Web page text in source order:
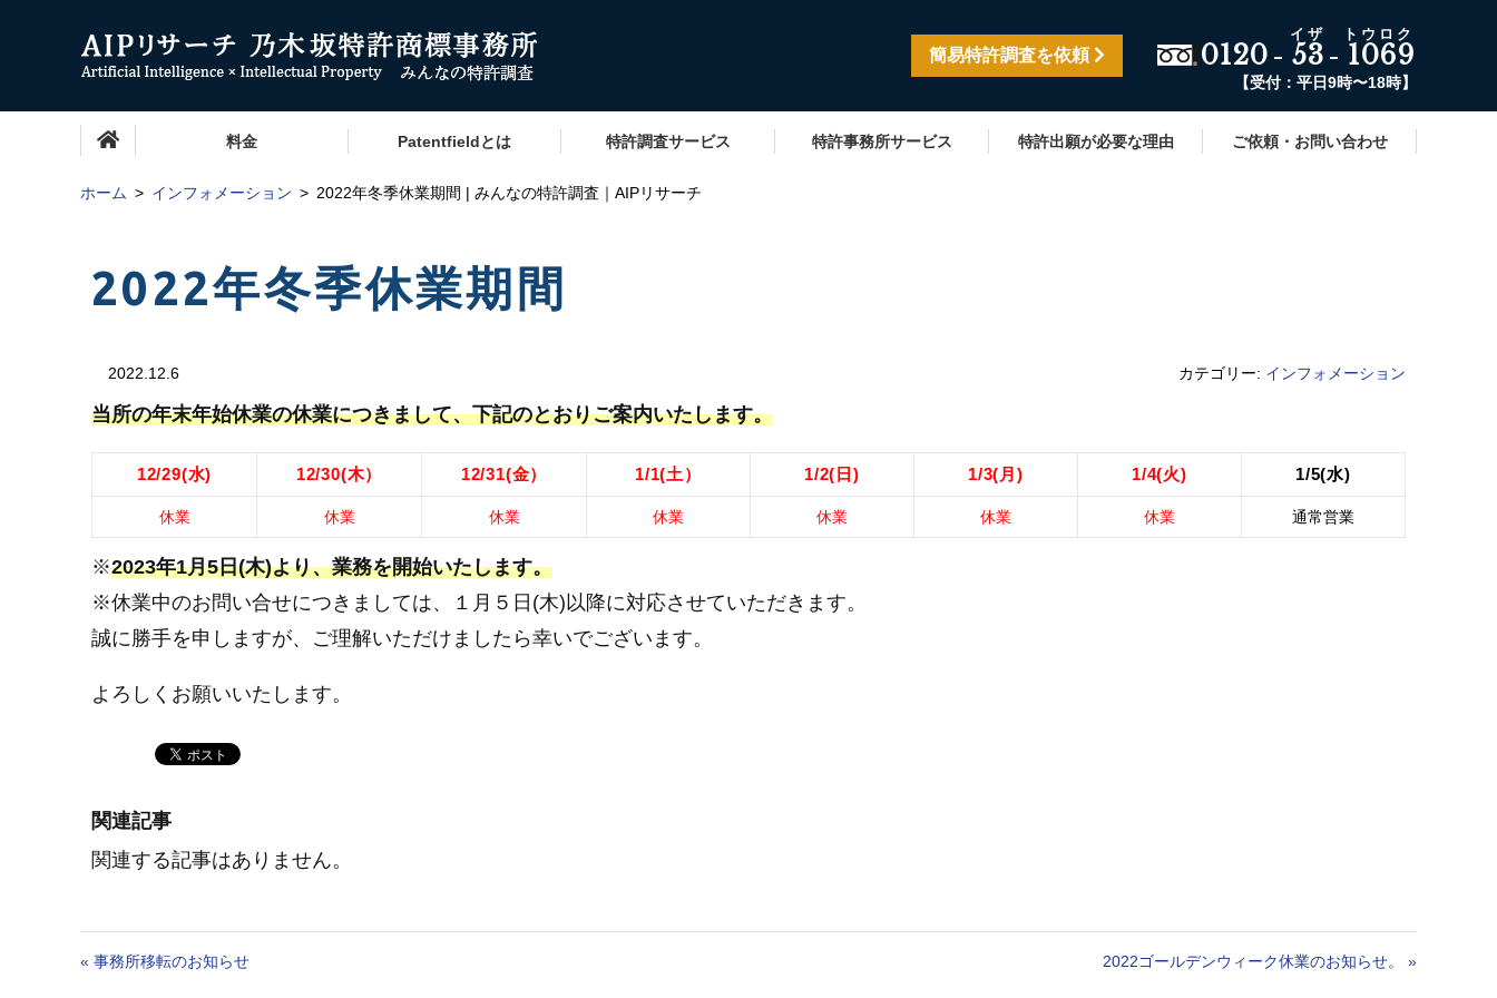
簡易特許調査を依頼 0120 - 53 - 1069
【受付：平日9時〜18時】
料金 Patentfieldとは 特許調査サービス 特許事務所サービス 特許出願が必要な理由 ご依頼・お問い合わせ
ホーム インフォメーション 2022年冬季休業期間 | みんなの特許調査｜AIPリサーチ
2022年冬季休業期間
2022.12.6 カテゴリー: インフォメーション
当所の年末年始休業の休業につきまして、下記のとおりご案内いたします。
12/29(水) 12/30(木） 12/31(金） 1/1(土） 1/2(日) 1/3(月) 1/4(火) 1/5(水)
休業 休業 休業 休業 休業 休業 休業 通常営業
※2023年1月5日(木)より、業務を開始いたします。
※休業中のお問い合せにつきましては、１月５日(木)以降に対応させていただきます。
誠に勝手を申しますが、ご理解いただけましたら幸いでございます。
よろしくお願いいたします。
関連記事
関連する記事はありません。
« 事務所移転のお知らせ 2022ゴールデンウィーク休業のお知らせ。 »